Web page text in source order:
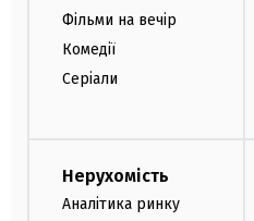
Фільми на вечір
Комедії
Серіали
Нерухомість
Аналітика ринку